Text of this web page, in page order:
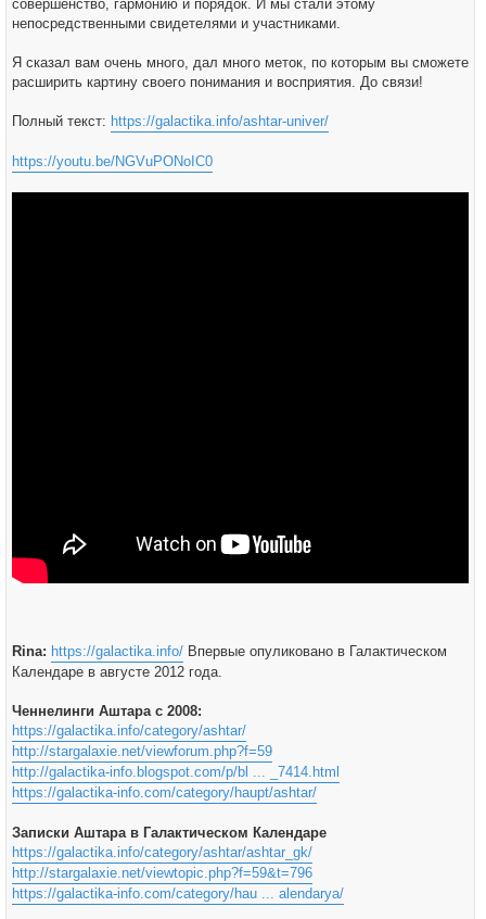
совершенство, гармонию и порядок. И мы стали этому
непосредственными свидетелями и участниками.
Я сказал вам очень много, дал много меток, по которым вы сможете
расширить картину своего понимания и восприятия. До связи!
Полный текст: https://galactika.info/ashtar-univer/
https://youtu.be/NGVuPONoIC0
Rina: https://galactika.info/ Впервые опуликовано в Галактическом
Календаре в августе 2012 года.
Ченнелинги Аштара с 2008:
https://galactika.info/category/ashtar/
http://stargalaxie.net/viewforum.php?f=59
http://galactika-info.blogspot.com/p/bl ... _7414.html
https://galactika-info.com/category/haupt/ashtar/
Записки Аштара в Галактическом Календаре
https://galactika.info/category/ashtar/ashtar_gk/
http://stargalaxie.net/viewtopic.php?f=59&t=796
https://galactika-info.com/category/hau ... alendarya/